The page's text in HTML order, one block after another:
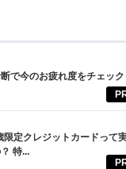
で今のお疲れ度をチェック
限定クレジットカードって
特...